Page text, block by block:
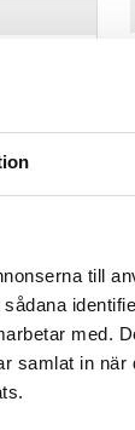
till
med.
samlat in
ilman